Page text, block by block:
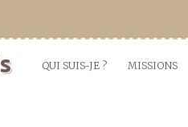
QUI SUIS-JE ? MISSIONS